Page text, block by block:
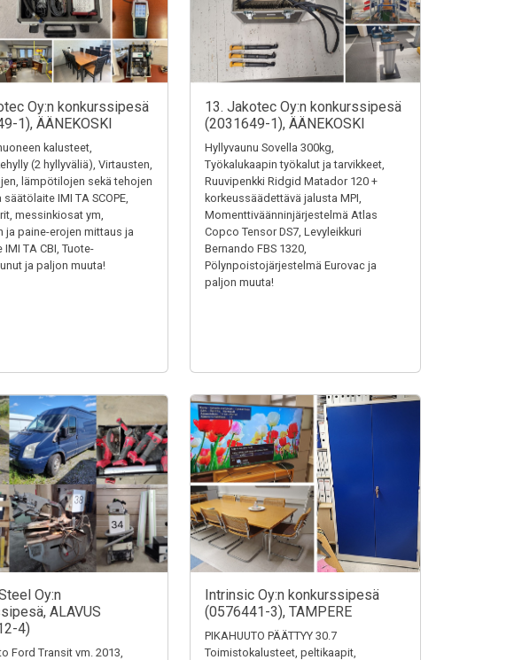
Oy:n konkurssipesä
1), ÄÄNEKOSKI
kalusteet,
(2 hyllyväliä), Virtausten,
lämpötilojen sekä tehojen
IMI TA SCOPE,
messinkiosat ym,
ja paine-erojen mittaus ja
TA CBI, Tuote-
ja paljon muuta!
13. Jakotec Oy:n konkurssipesä
(2031649-1), ÄÄNEKOSKI
Hyllyvaunu Sovella 300kg,
Työkalukaapin työkalut ja tarvikkeet,
Ruuvipenkki Ridgid Matador 120 +
korkeussäädettävä jalusta MPI,
Momenttiväänninjärjestelmä Atlas
Copco Tensor DS7, Levyleikkuri
Bernando FBS 1320,
Pölynpoistojärjestelmä Eurovac ja
paljon muuta!
Oy:n
ALAVUS
4)
Ford Transit vm. 2013,
Intrinsic Oy:n konkurssipesä
(0576441-3), TAMPERE
PIKAHUUTO PÄÄTTYY 30.7
Toimistokalusteet, peltikaapit,